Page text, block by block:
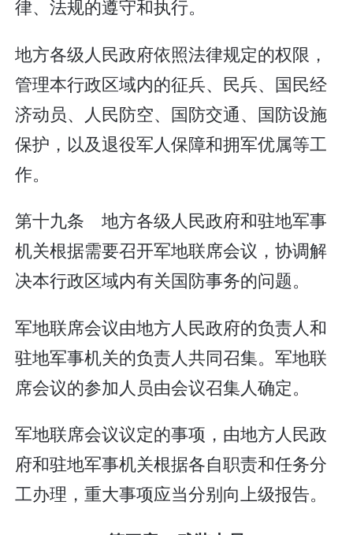
律、法规的遵守和执行。
地方各级人民政府依照法律规定的权限，
管理本行政区域内的征兵、民兵、国民经
济动员、人民防空、国防交通、国防设施
保护，以及退役军人保障和拥军优属等工
作。
第十九条 地方各级人民政府和驻地军事
机关根据需要召开军地联席会议，协调解
决本行政区域内有关国防事务的问题。
军地联席会议由地方人民政府的负责人和
驻地军事机关的负责人共同召集。军地联
席会议的参加人员由会议召集人确定。
军地联席会议议定的事项，由地方人民政
府和驻地军事机关根据各自职责和任务分
工办理，重大事项应当分别向上级报告。